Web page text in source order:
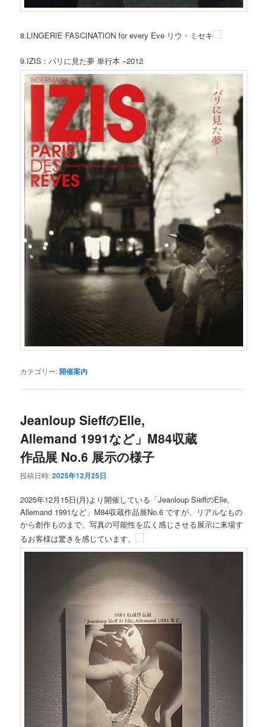
8.LINGERIE FASCINATION for every Eve リウ・ミセキ
9.IZIS : パリに見た夢 単行本 –2012
カテゴリー:開催案内
Jeanloup SieffのElle,
Allemand 1991など」M84収蔵
作品展 No.6 展示の様子
投稿日時:2025年12月25日
2025年12月15日(月)より開催している「Jeanloup SieffのElle,
Allemand 1991など」M84収蔵作品展No.6 ですが、リアルなもの
から創作ものまで、写真の可能性を広く感じさせる展示に来場す
るお客様は驚きを感じています。